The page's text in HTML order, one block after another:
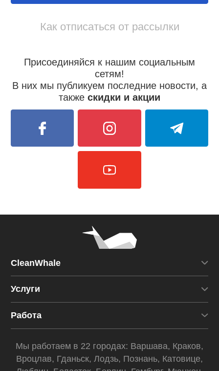
Как отписаться от рассылки
Присоединяйся к нашим социальным
сетям!
В них мы публикуем последние новости, а
также скидки и акции
CleanWhale
Услуги
Работа
Мы работаем в 22 городах: Варшава, Краков,
Вроцлав, Гданьск, Лодзь, Познань, Катовице,